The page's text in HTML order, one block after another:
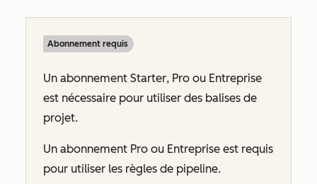
Abonnement requis
Un abonnement Starter, Pro ou Entreprise
est nécessaire pour utiliser des balises de
projet.
Un abonnement Pro ou Entreprise est requis
pour utiliser les règles de pipeline.